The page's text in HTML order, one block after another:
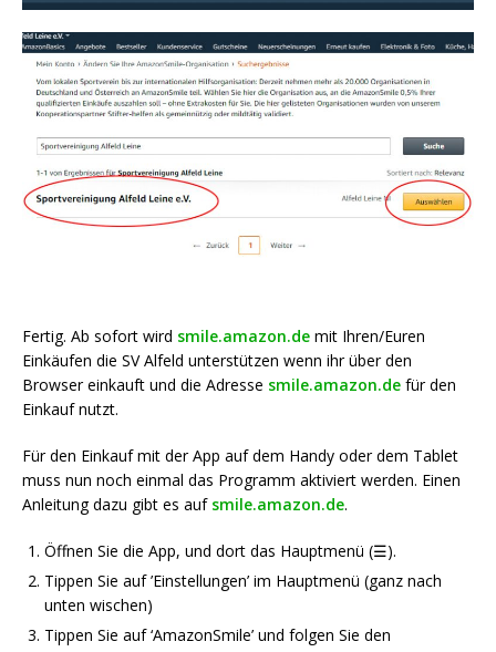
Fertig. Ab sofort wird smile.amazon.de mit Ihren/Euren
Einkäufen die SV Alfeld unterstützen wenn ihr über den
Browser einkauft und die Adresse smile.amazon.de für den
Einkauf nutzt.
Für den Einkauf mit der App auf dem Handy oder dem Tablet
muss nun noch einmal das Programm aktiviert werden. Einen
Anleitung dazu gibt es auf smile.amazon.de.
Öffnen Sie die App, und dort das Hauptmenü (☰).
Tippen Sie auf ’Einstellungen’ im Hauptmenü (ganz nach
unten wischen)
Tippen Sie auf ‘AmazonSmile’ und folgen Sie den